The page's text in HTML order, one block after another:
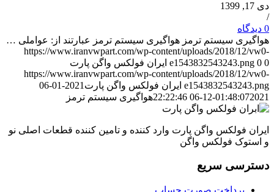
دی 17, 1399
/
0 دیدگاه
هواگیری سیستم ترمز هواگیری سیستم ترمز عبارتند از: عواملی …
https://www.iranvwpart.com/wp-content/uploads/2018/12/vw0-
e1543832543243.png 0 0
ایران فولکس واگن پارت
https://www.iranvwpart.com/wp-content/uploads/2018/12/vw0-
e1543832543243.png ایران فولکس واگن پارت
2021-01-06
01:48:072021-12-06 22:22:46 هواگیری سیستم ترمز
ایران فولکس واگن پارت وارد کننده و تامین کننده قطعات اصلی نو
و استوک فولکس واگن
دسترسی سریع
پرداخت صورت حساب